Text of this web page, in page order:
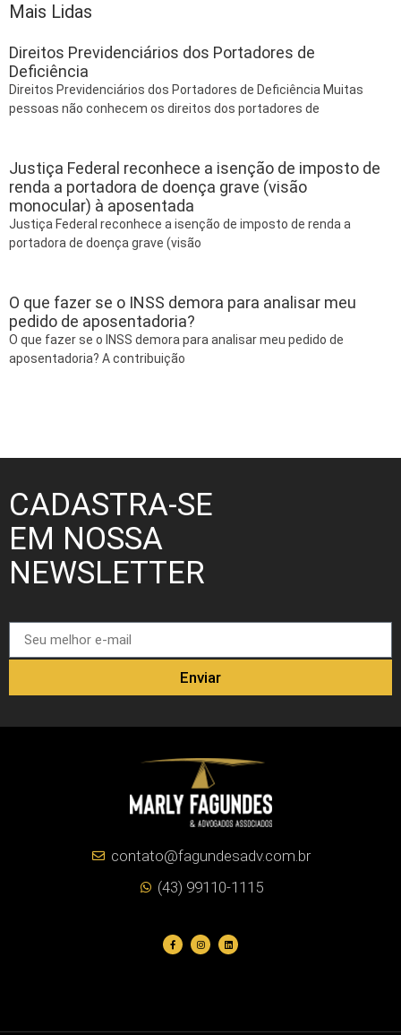
Mais Lidas
Direitos Previdenciários dos Portadores de
Deficiência
Direitos Previdenciários dos Portadores de Deficiência Muitas
pessoas não conhecem os direitos dos portadores de
Justiça Federal reconhece a isenção de imposto de
renda a portadora de doença grave (visão
monocular) à aposentada
Justiça Federal reconhece a isenção de imposto de renda a
portadora de doença grave (visão
O que fazer se o INSS demora para analisar meu
pedido de aposentadoria?
O que fazer se o INSS demora para analisar meu pedido de
aposentadoria? A contribuição
CADASTRA-SE
EM NOSSA
NEWSLETTER
Enviar
contato@fagundesadv.com.br
(43) 99110-1115